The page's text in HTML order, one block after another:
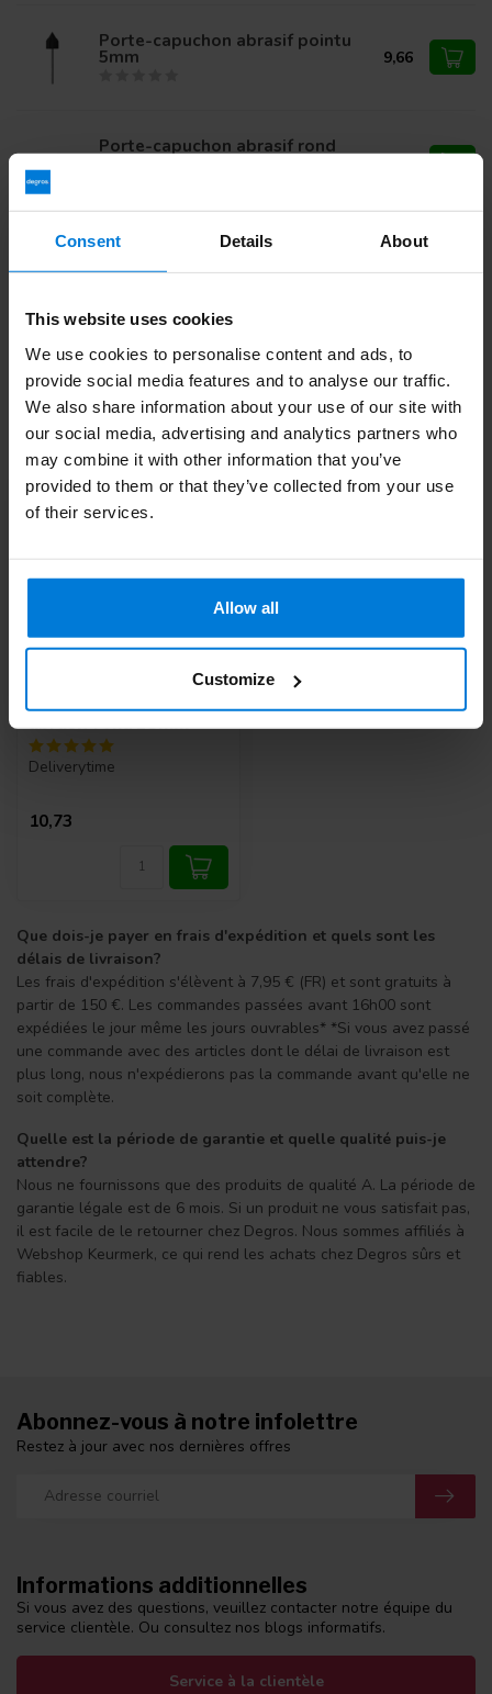
Consent Details About
This website uses cookies
We use cookies to personalise content and ads, to
provide social media features and to analyse our traffic.
We also share information about your use of our site with
our social media, advertising and analytics partners who
may combine it with other information that you’ve
provided to them or that they’ve collected from your use
of their services.
Allow all
Customize
Porte-capuchon abrasif pointu
5mm 9,66
Porte-capuchon abrasif rond
Vous avez des questions sur ce produit ?
Contactez notreService client
Vu(s) récemment
Porte-capuchon
abrasif rond 13mm
Deliverytime
10,73
Que dois-je payer en frais d'expédition et quels sont les
délais de livraison?
Les frais d'expédition s'élèvent à 7,95 € (FR) et sont gratuits à
partir de 150 €. Les commandes passées avant 16h00 sont
expédiées le jour même les jours ouvrables* *Si vous avez passé
une commande avec des articles dont le délai de livraison est
plus long, nous n'expédierons pas la commande avant qu'elle ne
soit complète.
Quelle est la période de garantie et quelle qualité puis-je
attendre?
Nous ne fournissons que des produits de qualité A. La période de
garantie légale est de 6 mois. Si un produit ne vous satisfait pas,
il est facile de le retourner chez Degros. Nous sommes affiliés à
Webshop Keurmerk, ce qui rend les achats chez Degros sûrs et
fiables.
Informations additionnelles
Si vous avez des questions, veuillez contacter notre équipe du
service clientèle. Ou consultez nos blogs informatifs.
Service à la clientèle
Abonnez-vous à notre infolettre
Restez à jour avec nos dernières offres